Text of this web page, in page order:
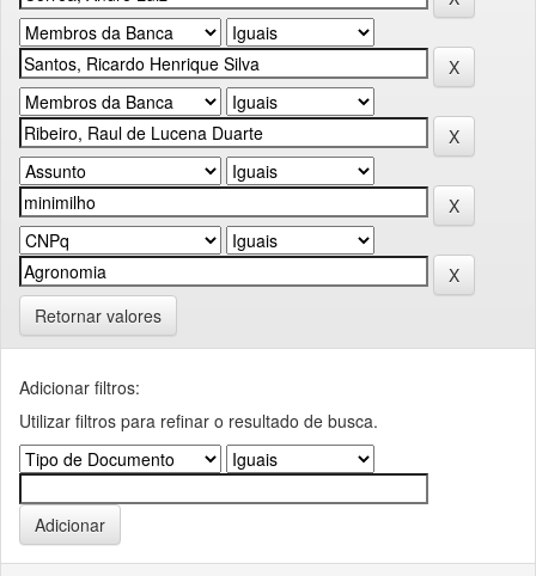
Retornar valores
Adicionar filtros:
Utilizar filtros para refinar o resultado de busca.